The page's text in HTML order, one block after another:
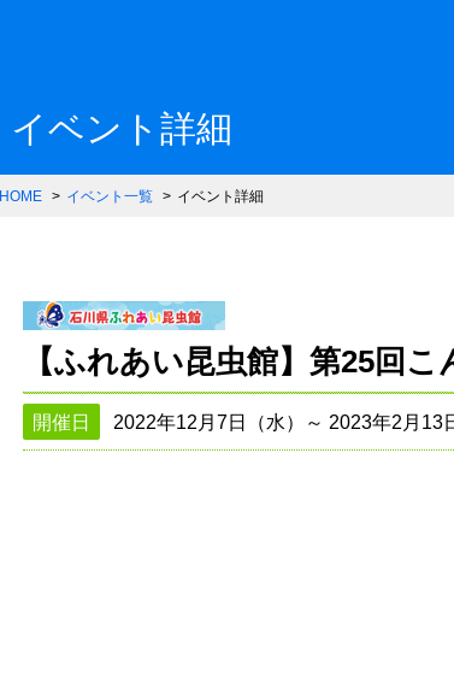
一般財団法人石川県県
イベント詳細
HOME イベント一覧 イベント詳細
【ふれあい昆虫館】第25回
開催日 2022年12月7日（水）～ 2023年2月13